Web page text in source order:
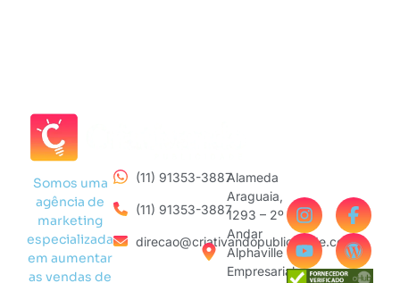
Somos uma
agência de
marketing
especializada
em aumentar
as vendas de
(11) 91353-3887
(11) 91353-3887
direcao@criativandopublicidade.com
Alameda
Araguaia,
1293 – 2º
Andar
Alphaville
Empresarial